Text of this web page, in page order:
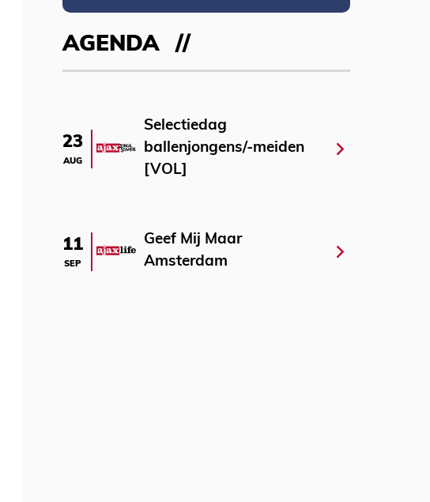
AGENDA
23
AUG
Selectiedag
ballenjongens/-meiden
[VOL]
11
SEP
Geef Mij Maar
Amsterdam